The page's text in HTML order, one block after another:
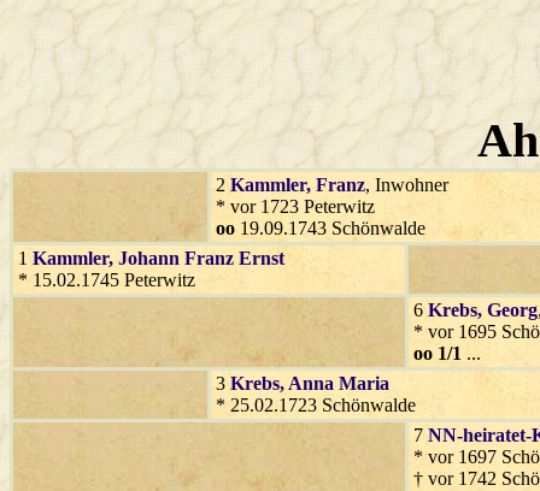
2 Kammler, Franz, Inwohner
* vor 1723 Peterwitz
oo 19.09.1743 Schönwalde
1 Kammler, Johann Franz Ernst
* 15.02.1745 Peterwitz
6 Krebs, Georg
* vor 1695
oo 1/1 ...
3 Krebs, Anna Maria
* 25.02.1723 Schönwalde
7 NN-heiratet-
* vor 1697
† vor 1742